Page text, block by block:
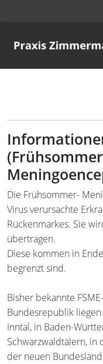
Die Frühsommer-
Virus verursachte
Rückenmarkes. Sie
übertragen.
Diese kommen in
begrenzt sind.
Bisher bekannte
Bundesrepublik
Inntal, in Baden-
Schwarzwaldtälern, in
der neuen